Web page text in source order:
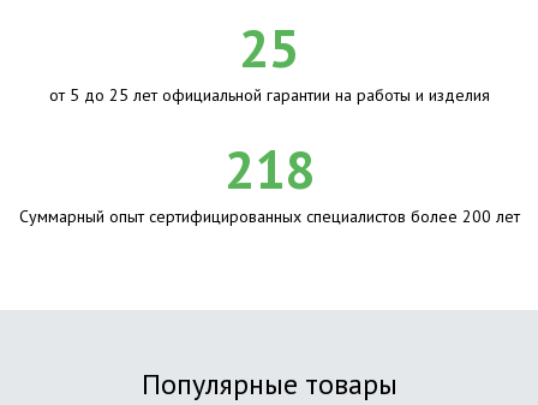
25
от 5 до 25 лет официальной гарантии на работы и изделия
218
Суммарный опыт сертифицированных специалистов более 200 лет
Популярные товары